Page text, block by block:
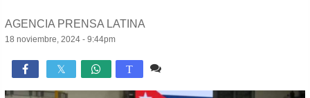
AGENCIA PRENSA LATINA
18 noviembre, 2024 - 9:44pm
 T